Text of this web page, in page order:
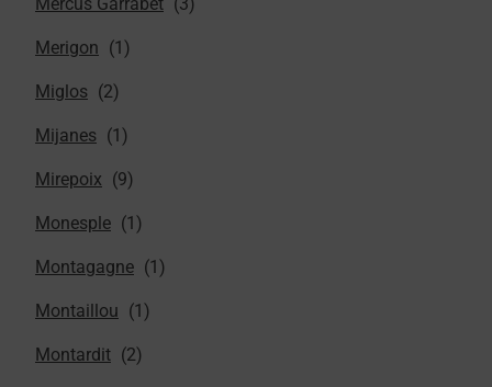
Mercus Garrabet
Merigon
Miglos
Mijanes
Mirepoix
Monesple
Montagagne
Montaillou
Montardit